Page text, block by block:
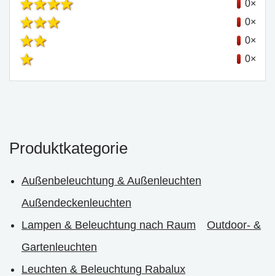
0×
0×
0×
0×
Produktkategorie
Außenbeleuchtung & Außenleuchten
Außendeckenleuchten
Lampen & Beleuchtung nach Raum
Outdoor- &
Gartenleuchten
Leuchten & Beleuchtung Rabalux